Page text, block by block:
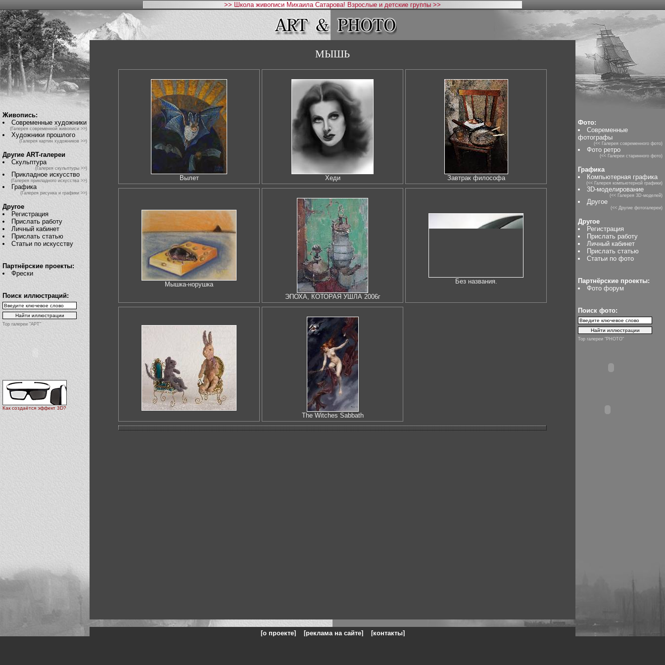
>> Школа живописи Михаила Сатарова! Взрослые и детские группы >>
Живопись:
Современные художники
(Галерея современной живописи >>)
Художники прошлого
(Галерея картин художников >>)
Другие ART-галереи
Скульптура
(Галерея скульптуры >>)
Прикладное искусство
(Галерея прикладного искусства >>)
Графика
(Галерея рисунка и графики >>)
Другое
Регистрация
Прислать работу
Личный кабинет
Прислать статью
Статьи по искусству
Партнёрские проекты:
Фрески
Поиск иллюстраций:
Top галереи "АРТ"
Как создаётся эффект 3D?
МЫШЬ
Вылет Хеди Завтрак философа
Мышка-норушка
ЭПОХА, КОТОРАЯ УШЛА 2006г
Без названия.
The Witches Sabbath
Фото:
Современные
фотографы
(<< Галерея современного фото)
Фото ретро
(<< Галереи старинного фото)
Графика
Компьютерная графика
(<< Галерея компьютерной графики)
3D-моделирование
(<< Галерея 3D-моделей)
Другое
(<< Другие фотогалереи)
Другое
Регистрация
Прислать работу
Личный кабинет
Прислать статью
Статьи по фото
Партнёрские проекты:
Фото форум
Поиск фото:
Top галереи "PHOTO"
[о проекте] [реклама на сайте] [контакты]